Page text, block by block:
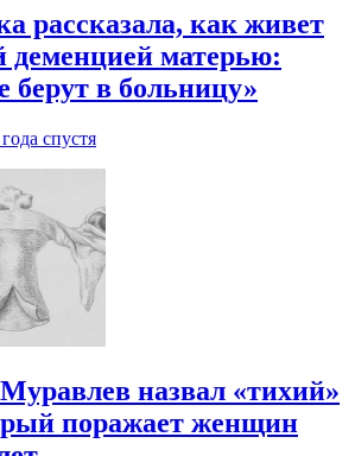
рассказала, как живет
деменцией матерью:
берут в больницу»
спустя
назвал «тихий»
поражает женщин